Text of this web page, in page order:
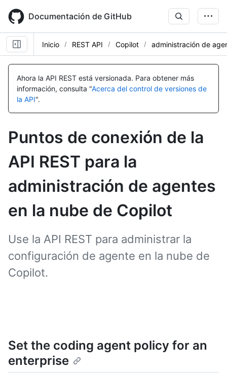
main
content
Documentación de GitHub
Inicio REST API Copilot administración de
Ahora la API REST está versionada. Para obtener más
información, consulta "Acerca del control de versiones de
la API".
Puntos de conexión de la
API REST para la
administración de agentes
en la nube de Copilot
Use la API REST para administrar la
configuración de agente en la nube de
Copilot.
Set the coding agent policy for an
enterprise
Nombre,
Tipo,
Descripción
Nombre,
Tipo,
Descripción
Nombre,
Tipo,
Descripción
Nombre,
Tipo,
Descripción
Nombre,
Tipo,
Descripción
Nombre,
Tipo,
Descripción
Nombre,
Tipo,
Descripción
Nombre,
Tipo,
Descripción
Nombre,
Tipo,
Descripción
Nombre,
Tipo,
Descripción
Nombre,
Tipo,
Descripción
Nombre,
Tipo,
Descripción
Nombre,
Tipo,
Descripción
Nombre,
Tipo,
Descripción
Nombre,
Tipo,
Descripción
Nombre,
Tipo,
Descripción
Nombre,
Tipo,
Descripción
Nombre,
Tipo,
Descripción
Nombre,
Tipo,
Descripción
Nombre,
Tipo,
Descripción
Nombre,
Tipo,
Descripción
Nombre,
Tipo,
Descripción
Nombre,
Tipo,
Descripción
Nombre,
Tipo,
Descripción